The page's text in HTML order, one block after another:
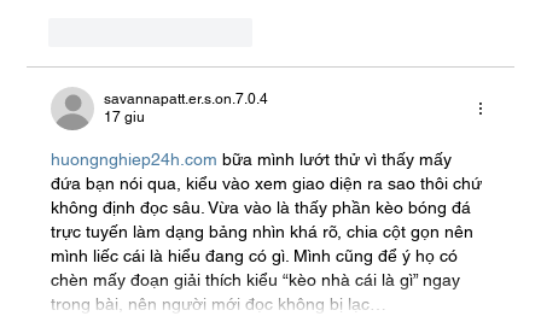
savannapatt.er.s.on.7.0.4
17 giu
huongnghiep24h.com bữa mình lướt thử vì thấy mấy
đứa bạn nói qua, kiểu vào xem giao diện ra sao thôi chứ
không định đọc sâu. Vừa vào là thấy phần kèo bóng đá
trực tuyến làm dạng bảng nhìn khá rõ, chia cột gọn nên
mình liếc cái là hiểu đang có gì. Mình cũng để ý họ có
chèn mấy đoạn giải thích kiểu “kèo nhà cái là gì” ngay
trong bài, nên người mới đọc không bị lạc…